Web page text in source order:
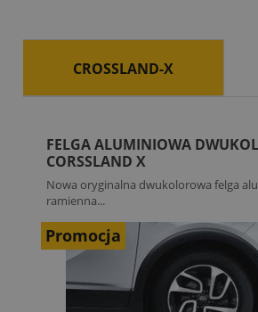
CROSSLAND-X
FELGA ALUMINIOWA
CORSSLAND X
Nowa oryginalna dwukolorowa felga
ramienna...
Promocja